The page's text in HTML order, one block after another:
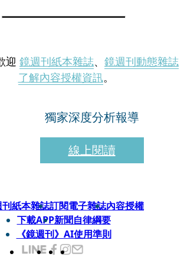
迎 鏡週刊紙本雜誌、 鏡週刊動態雜誌
了解內容授權資訊。
獨家深度分析報導
線上閱讀
紙本雜誌訂閱電子雜誌內容授權
下載APP新聞自律綱要
《鏡週刊》AI使用準則